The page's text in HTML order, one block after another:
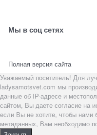
Мы в соц сетях
Полная версия сайта
Уважаемый посетитель! Для
ladysamotsvet.com мы
данные об IP-адресе и
сайтом, Вы даете согласие на
если Вы не хотите, чтобы
метаданных, Вам необходимо